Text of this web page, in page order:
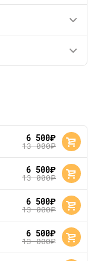
6 500руб.
13 000руб.
6 500руб.
13 000руб.
6 500руб.
13 000руб.
6 500руб.
13 000руб.